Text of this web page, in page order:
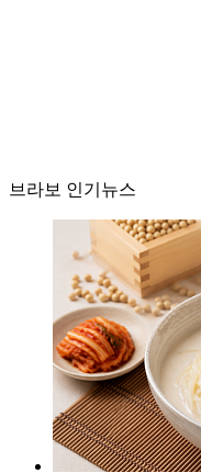
브라보 인기뉴스